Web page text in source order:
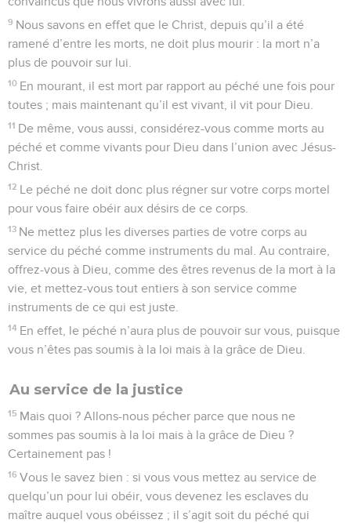
9 Nous savons en effet que le Christ, depuis qu’il a été
ramené d’entre les morts, ne doit plus mourir : la mort n’a
plus de pouvoir sur lui.
10 En mourant, il est mort par rapport au péché une fois pour
toutes ; mais maintenant qu’il est vivant, il vit pour Dieu.
11 De même, vous aussi, considérez-vous comme morts au
péché et comme vivants pour Dieu dans l’union avec Jésus-
Christ.
12 Le péché ne doit donc plus régner sur votre corps mortel
pour vous faire obéir aux désirs de ce corps.
13 Ne mettez plus les diverses parties de votre corps au
service du péché comme instruments du mal. Au contraire,
offrez-vous à Dieu, comme des êtres revenus de la mort à la
vie, et mettez-vous tout entiers à son service comme
instruments de ce qui est juste.
14 En effet, le péché n’aura plus de pouvoir sur vous, puisque
vous n’êtes pas soumis à la loi mais à la grâce de Dieu.
Au service de la justice
15 Mais quoi ? Allons-nous pécher parce que nous ne
sommes pas soumis à la loi mais à la grâce de Dieu ?
Certainement pas !
16 Vous le savez bien : si vous vous mettez au service de
quelqu’un pour lui obéir, vous devenez les esclaves du
maître auquel vous obéissez ; il s’agit soit du péché qui